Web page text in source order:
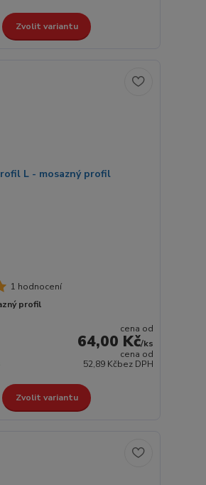
Zvolit variantu
1 hodnocení
profil
cena od
64,00 Kč/ks
cena od
52,89 Kčbez DPH
Zvolit variantu